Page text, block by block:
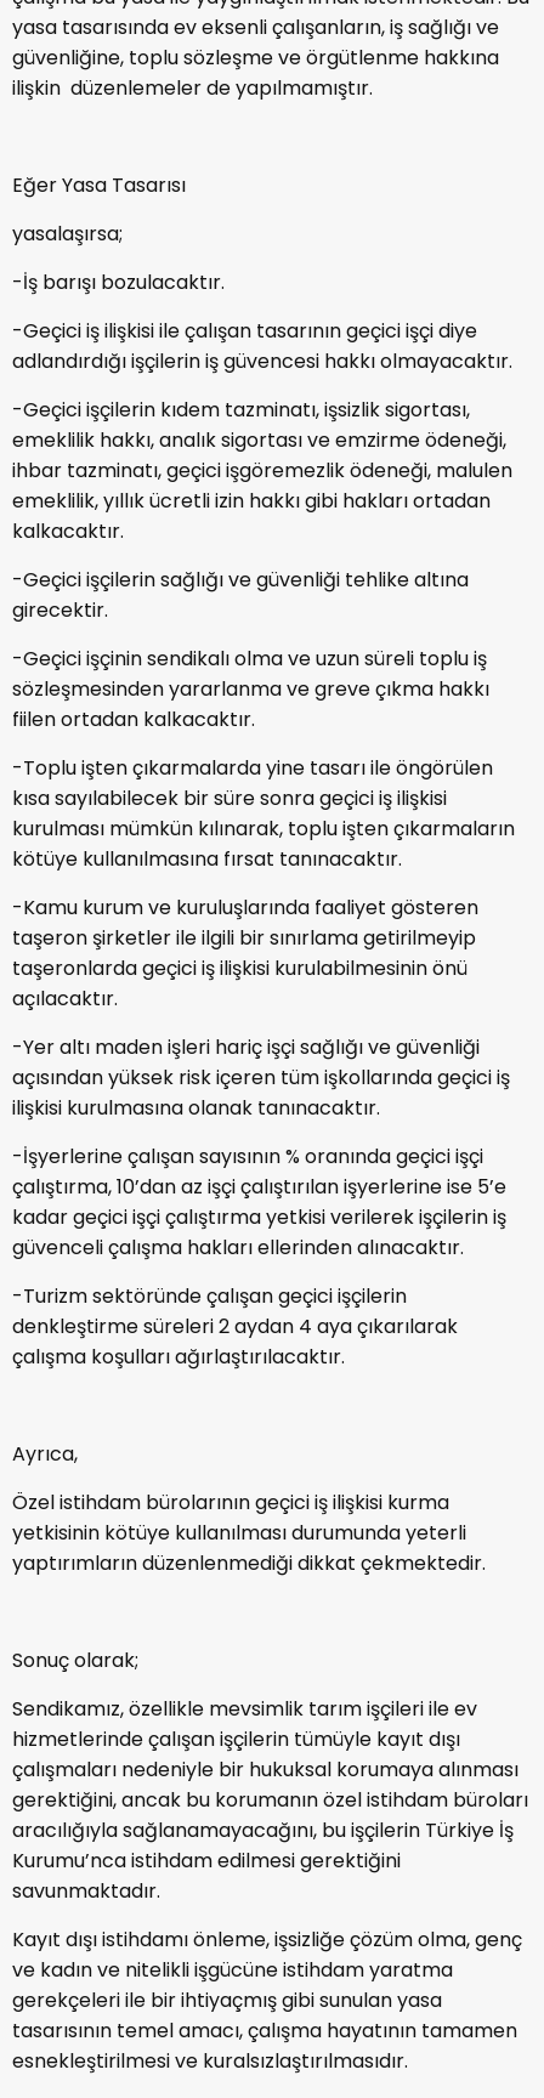
yasa tasarısında ev eksenli çalışanların, iş sağlığı ve
güvenliğine, toplu sözleşme ve örgütlenme hakkına
ilişkin düzenlemeler de yapılmamıştır.
Eğer Yasa Tasarısı
yasalaşırsa;
-İş barışı bozulacaktır.
-Geçici iş ilişkisi ile çalışan tasarının geçici işçi diye
adlandırdığı işçilerin iş güvencesi hakkı olmayacaktır.
-Geçici işçilerin kıdem tazminatı, işsizlik sigortası,
emeklilik hakkı, analık sigortası ve emzirme ödeneği,
ihbar tazminatı, geçici işgöremezlik ödeneği, malulen
emeklilik, yıllık ücretli izin hakkı gibi hakları ortadan
kalkacaktır.
-Geçici işçilerin sağlığı ve güvenliği tehlike altına
girecektir.
-Geçici işçinin sendikalı olma ve uzun süreli toplu iş
sözleşmesinden yararlanma ve greve çıkma hakkı
fiilen ortadan kalkacaktır.
-Toplu işten çıkarmalarda yine tasarı ile öngörülen
kısa sayılabilecek bir süre sonra geçici iş ilişkisi
kurulması mümkün kılınarak, toplu işten çıkarmaların
kötüye kullanılmasına fırsat tanınacaktır.
-Kamu kurum ve kuruluşlarında faaliyet gösteren
taşeron şirketler ile ilgili bir sınırlama getirilmeyip
taşeronlarda geçici iş ilişkisi kurulabilmesinin önü
açılacaktır.
-Yer altı maden işleri hariç işçi sağlığı ve güvenliği
açısından yüksek risk içeren tüm işkollarında geçici iş
ilişkisi kurulmasına olanak tanınacaktır.
-İşyerlerine çalışan sayısının % oranında geçici işçi
çalıştırma, 10’dan az işçi çalıştırılan işyerlerine ise 5’e
kadar geçici işçi çalıştırma yetkisi verilerek işçilerin iş
güvenceli çalışma hakları ellerinden alınacaktır.
-Turizm sektöründe çalışan geçici işçilerin
denkleştirme süreleri 2 aydan 4 aya çıkarılarak
çalışma koşulları ağırlaştırılacaktır.
Ayrıca,
Özel istihdam bürolarının geçici iş ilişkisi kurma
yetkisinin kötüye kullanılması durumunda yeterli
yaptırımların düzenlenmediği dikkat çekmektedir.
Sonuç olarak;
Sendikamız, özellikle mevsimlik tarım işçileri ile ev
hizmetlerinde çalışan işçilerin tümüyle kayıt dışı
çalışmaları nedeniyle bir hukuksal korumaya alınması
gerektiğini, ancak bu korumanın özel istihdam büroları
aracılığıyla sağlanamayacağını, bu işçilerin Türkiye İş
Kurumu’nca istihdam edilmesi gerektiğini
savunmaktadır.
Kayıt dışı istihdamı önleme, işsizliğe çözüm olma, genç
ve kadın ve nitelikli işgücüne istihdam yaratma
gerekçeleri ile bir ihtiyaçmış gibi sunulan yasa
tasarısının temel amacı, çalışma hayatının tamamen
esnekleştirilmesi ve kuralsızlaştırılmasıdır.